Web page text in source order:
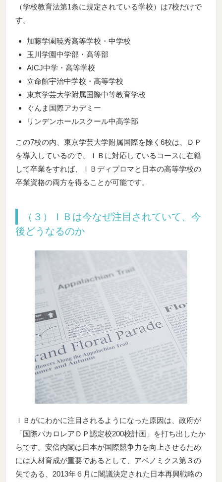
（学校教育法第1条に規定されている学校）は7校だけで
す。
加藤学園暁秀高等学校・中学校
玉川学園中学部・高等部
AICJ中学・高等学校
立命館宇治中学校・高等学校
東京学芸大学附属国際中等教育学校
ぐんま国際アカデミー
リンデンホールスクール中高学部
この7校の内、東京学芸大学附属国際を除く6校は、ＤＰ
を導入しているので、ＩＢに対応しているコースに在籍
して卒業をすれば、ＩＢディプロマと日本の高等学校の
卒業資格の両方を得ることが可能です。
（３）ＩＢは今なぜ注目されていて、今
後どうなるのか
ＩＢがにわかに注目されるようになった原因は、政府が
「国際バカロレアＤＰ認定校200校計画」を打ち出したか
らです。安倍内閣は日本が国際競争力を向上させるため
には人材育成が重要であるとして、アベノミクス第３の
矢である、2013年６月に閣議決定された日本再興戦略の